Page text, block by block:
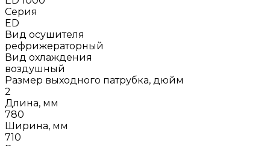
Серия
ED
Вид осушителя
рефрижераторный
Вид охлаждения
воздушный
Размер выходного патрубка, дюйм
2
Длина, мм
780
Ширина, мм
710